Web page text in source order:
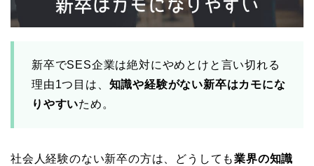
新卒でSES企業は絶対にやめとけと言い切れる
理由1つ目は、 知識や経験がない新卒はカモにな
りやすいため。
社会人経験のない新卒の方は、どうしても業界の知識